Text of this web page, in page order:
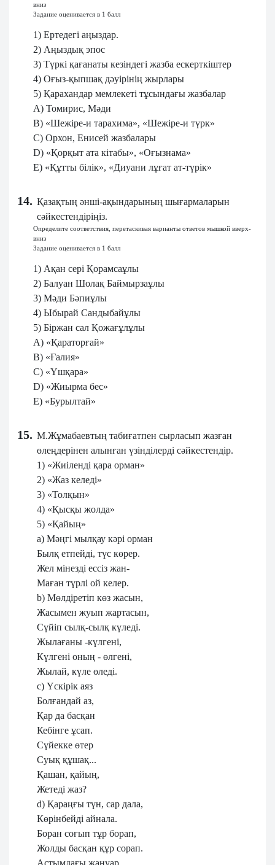
вниз
Задание оценивается в 1 балл
1) Ертедегі аңыздар.
2) Аңыздық эпос
3) Түркі қағанаты кезіндегі жазба ескерткіштер
4) Оғыз-қыпшақ дәуірінің жырлары
5) Қарахандар мемлекеті тұсындағы жазбалар
A) Томирис, Мәди
B) «Шежіре-и тарахима», «Шежіре-и түрк»
C) Орхон, Енисей жазбалары
D) «Қорқыт ата кітабы», «Оғызнама»
E) «Құтты білік», «Диуани лұғат ат-түрік»
14. Қазақтың әнші-ақындарының шығармаларын
сәйкестендіріңіз.
Определите соответствия, перетаскивая варианты ответов мышкой вверх-
вниз
Задание оценивается в 1 балл
1) Ақан сері Қорамсаұлы
2) Балуан Шолақ Баймырзаұлы
3) Мәди Бәпиұлы
4) Ыбырай Сандыбайұлы
5) Біржан сал Қожағұлұлы
A) «Қараторғай»
B) «Ғалия»
C) «Үшқара»
D) «Жиырма бес»
E) «Бурылтай»
15. М.Жұмабаевтың табиғатпен сырласып жазған
өлеңдерінен алынған үзінділерді сәйкестендір.
1) «Жиіленді қара орман»
2) «Жаз келеді»
3) «Толқын»
4) «Қысқы жолда»
5) «Қайың»
a) Мәңгі мылқау кәрі орман
Былқ етпейді, түс көрер.
Жел мінезді ессіз жан-
Маған түрлі ой келер.
b) Мөлдіретіп көз жасын,
Жасымен жуып жартасын,
Сүйіп сылқ-сылқ күледі.
Жылағаны -күлгені,
Күлгені оның - өлгені,
Жылай, күле өледі.
c) Үскірік аяз
Болғандай аз,
Қар да басқан
Кебінге ұсап.
Сүйекке өтер
Суық құшақ...
Қашан, қайың,
Жетеді жаз?
d) Қараңғы түн, сар дала,
Көрінбейді айнала.
Боран соғып тұр борап,
Жолды басқан құр сорап.
Астымдағы жануар